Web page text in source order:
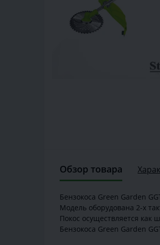
Обзор товара
Бензокоса Green Garden
Модель оборудована 2-х
Покос осуществляется как
Бензокоса Green Garden